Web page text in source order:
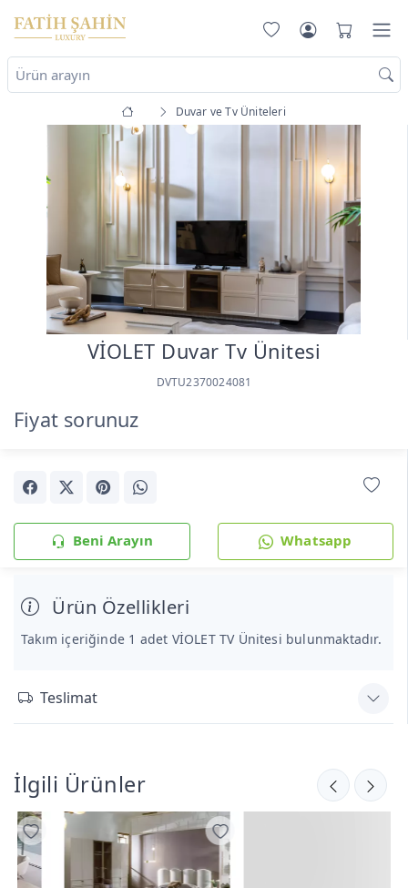
Duvar ve Tv Üniteleri
VİOLET Duvar Tv Ünitesi
DVTU2370024081
Fiyat sorunuz
Beni Arayın Whatsapp
Ürün Özellikleri
Takım içeriğinde 1 adet VİOLET TV Ünitesi bulunmaktadır.
Teslimat
İlgili Ürünler